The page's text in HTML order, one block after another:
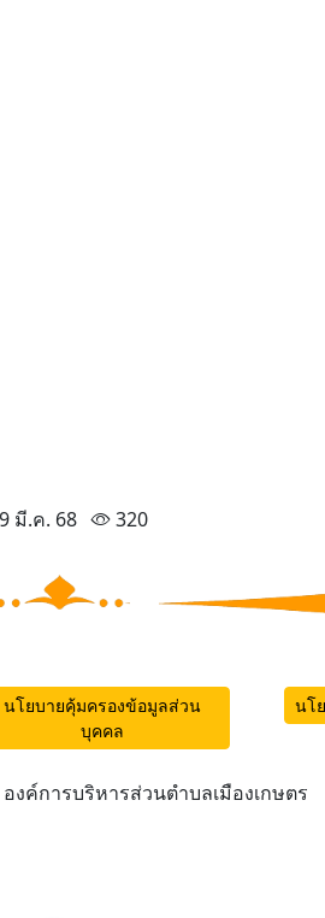
มี.ค. 68 320
นโยบายคุ้มครองข้อมูลส่วน
บุคคล
นโ
งค์การบริหารส่วนตำบลเมืองเกษตร